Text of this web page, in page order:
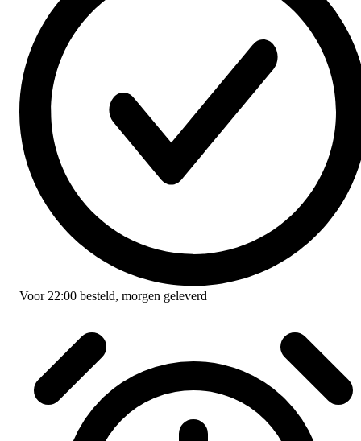
Voor 22:00 besteld, morgen geleverd